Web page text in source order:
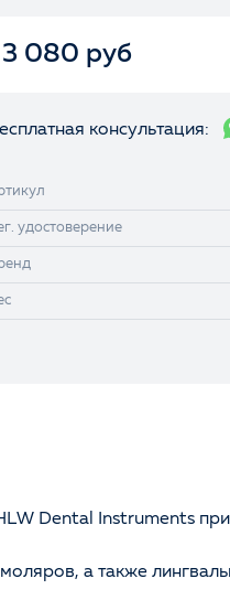
3 080 руб
консультация:
удостоверение
Dental Instruments
а также